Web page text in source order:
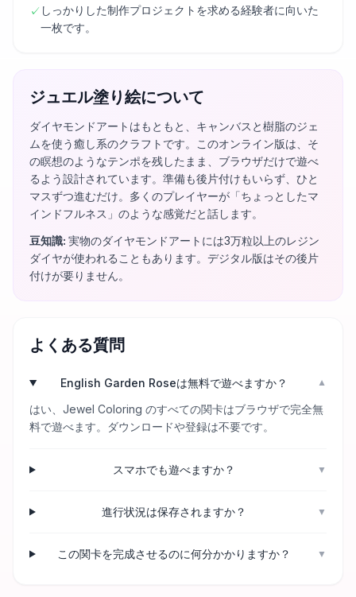
✓ しっかりした制作プロジェクトを求める経験者に向いた
一枚です。
ジュエル塗り絵について
ダイヤモンドアートはもともと、キャンバスと樹脂のジェ
ムを使う癒し系のクラフトです。このオンライン版は、そ
の瞑想のようなテンポを残したまま、ブラウザだけで遊べ
るよう設計されています。準備も後片付けもいらず、ひと
マスずつ進むだけ。多くのプレイヤーが「ちょっとしたマ
インドフルネス」のような感覚だと話します。
豆知識: 実物のダイヤモンドアートには3万粒以上のレジン
ダイヤが使われることもあります。デジタル版はその後片
付けが要りません。
よくある質問
English Garden Roseは無料で遊べますか？ ▼
はい、Jewel Coloring のすべての関卡はブラウザで完全無
料で遊べます。ダウンロードや登録は不要です。
スマホでも遊べますか？ ▼
進行状況は保存されますか？ ▼
この関卡を完成させるのに何分かかりますか？ ▼